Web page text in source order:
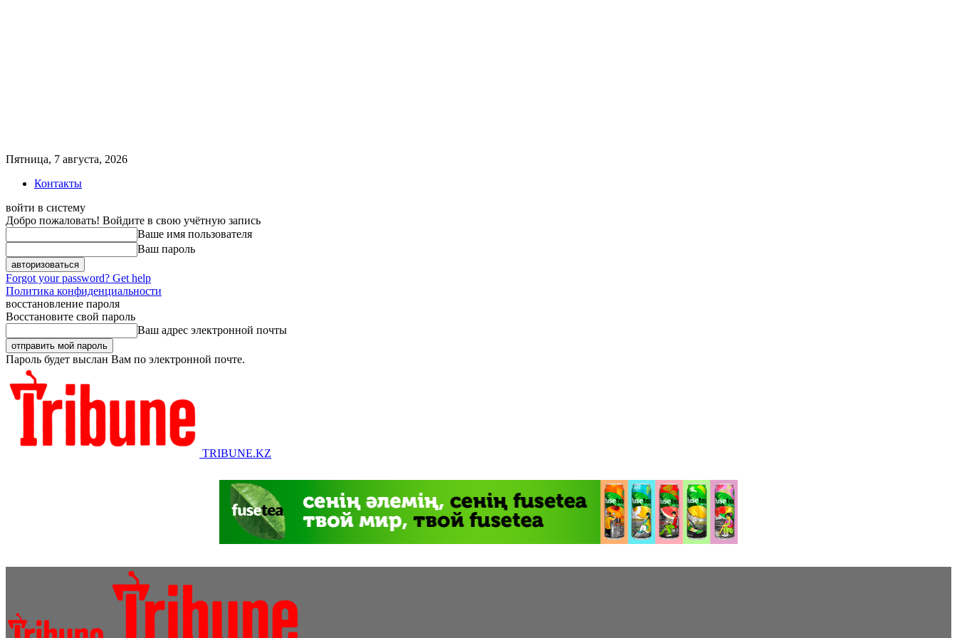
Пятница, 7 августа, 2026
Контакты
войти в систему
Добро пожаловать! Войдите в свою учётную запись
Ваше имя пользователя
Ваш пароль
Forgot your password? Get help
Политика конфиденциальности
восстановление пароля
Восстановите свой пароль
Ваш адрес электронной почты
Пароль будет выслан Вам по электронной почте.
TRIBUNE.KZ